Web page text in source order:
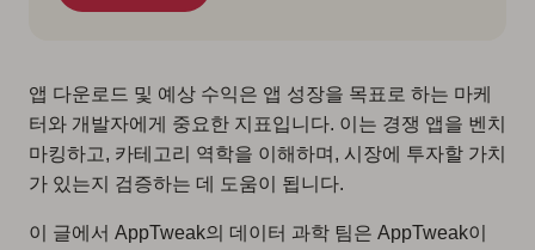
앱 다운로드 및 예상 수익은 앱 성장을 목표로 하는 마케
터와 개발자에게 중요한 지표입니다. 이는 경쟁 앱을 벤치
마킹하고, 카테고리 역학을 이해하며, 시장에 투자할 가치
가 있는지 검증하는 데 도움이 됩니다.
이 글에서 AppTweak의 데이터 과학 팀은 AppTweak이